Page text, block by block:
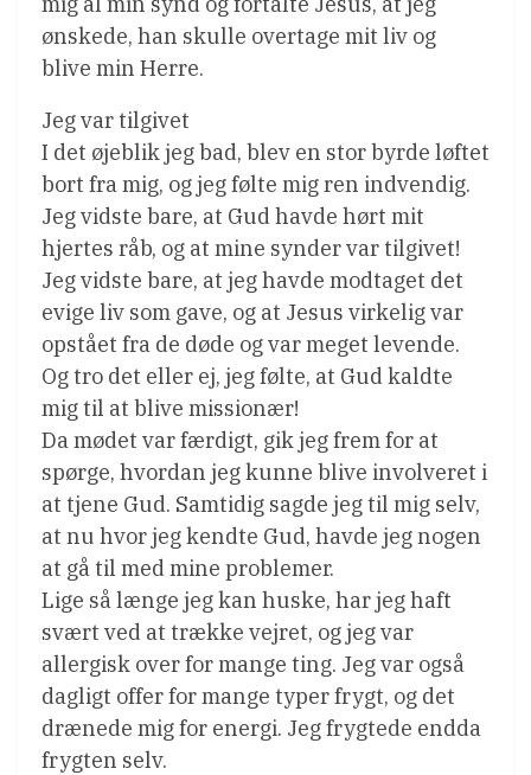
ønskede, han skulle overtage mit liv og
blive min Herre.
Jeg var tilgivet
I det øjeblik jeg bad, blev en stor byrde løftet
bort fra mig, og jeg følte mig ren indvendig.
Jeg vidste bare, at Gud havde hørt mit
hjertes råb, og at mine synder var tilgivet!
Jeg vidste bare, at jeg havde modtaget det
evige liv som gave, og at Jesus virkelig var
opstået fra de døde og var meget levende.
Og tro det eller ej, jeg følte, at Gud kaldte
mig til at blive missionær!
Da mødet var færdigt, gik jeg frem for at
spørge, hvordan jeg kunne blive involveret i
at tjene Gud. Samtidig sagde jeg til mig selv,
at nu hvor jeg kendte Gud, havde jeg nogen
at gå til med mine problemer.
Lige så længe jeg kan huske, har jeg haft
svært ved at trække vejret, og jeg var
allergisk over for mange ting. Jeg var også
dagligt offer for mange typer frygt, og det
drænede mig for energi. Jeg frygtede endda
frygten selv.